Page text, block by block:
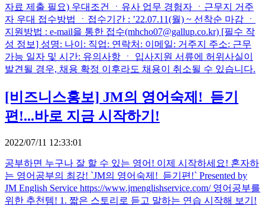
자료 제출 필요) 우대조건 ㆍ유사 업무 경험자 ㆍ근무지 거주
자 우대 접수방법 ㆍ접수기간 : ’22.07.11(월) ~ 선착순 마감 ㆍ
지원방법 : e-mail을 통한 접수(mhcho07@gallup.co.kr) [필수 작
성 정보] 성명: 나이: 직업: 연락처: 이메일: 거주지 주소: 근무
가능 일자 및 시간: 유의사항 ㆍ 입사지원 서류에 허위사실이
발견될 경우, 채용 확정 이후라도 채용이 취소될 수 있습니다.
[비즈니스홍보] JM의 영어숙제!_듣기
편!...바로 지금 시작하기!
2022/07/11 12:33:01
공부하면 누구나 잘 할 수 있는 영어! 이제 시작하세요! 혼자하
는 영어공부의 최강! `JM의 영어숙제!_듣기편!` Presented by
JM English Service https://www.jmenglishservice.com/ 영어공부를
위한 추천템! 1. 짧은 스토리로 듣고 말하는 연습 시작해 보기!